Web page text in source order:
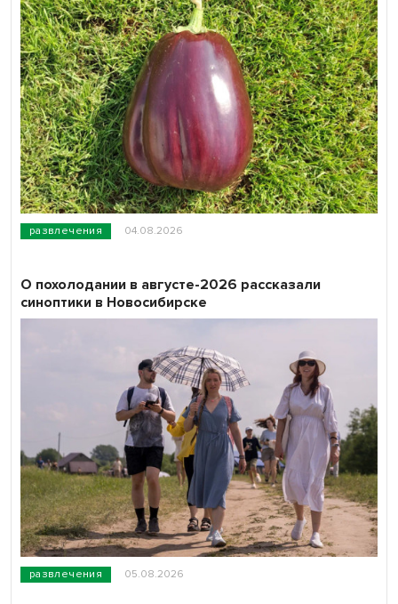
развлечения 04.08.2026
развлечения 05.08.2026
О похолодании в августе-2026 рассказали
синоптики в Новосибирске